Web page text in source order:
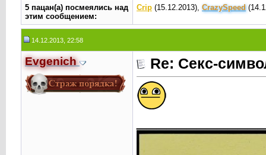
5 пацан(а) посмеялись над
этим сообщением:
Crip(15.12.2013), CrаzySpeed
14.12.2013, 22:58
Evgenich Re: Секс-